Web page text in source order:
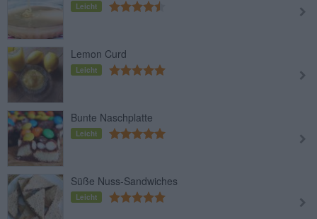
Leicht
Lemon Curd
Leicht
Bunte Naschplatte
Leicht
Süße Nuss-Sandwiches
Leicht